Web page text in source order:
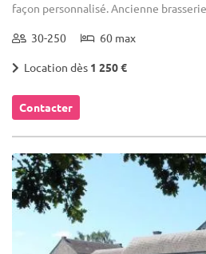
façon personnalisé. Ancienne
30-250 60 max
Location dès 1 250 €
Contacter